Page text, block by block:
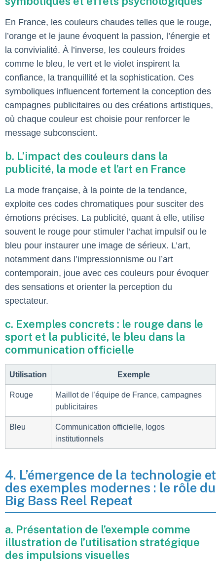
En France, les couleurs chaudes telles que le rouge,
l’orange et le jaune évoquent la passion, l’énergie et
la convivialité. À l’inverse, les couleurs froides
comme le bleu, le vert et le violet inspirent la
confiance, la tranquillité et la sophistication. Ces
symboliques influencent fortement la conception des
campagnes publicitaires ou des créations artistiques,
où chaque couleur est choisie pour renforcer le
message subconscient.
b. L’impact des couleurs dans la
publicité, la mode et l’art en France
La mode française, à la pointe de la tendance,
exploite ces codes chromatiques pour susciter des
émotions précises. La publicité, quant à elle, utilise
souvent le rouge pour stimuler l’achat impulsif ou le
bleu pour instaurer une image de sérieux. L’art,
notamment dans l’impressionnisme ou l’art
contemporain, joue avec ces couleurs pour évoquer
des sensations et orienter la perception du
spectateur.
c. Exemples concrets : le rouge dans le
sport et la publicité, le bleu dans la
communication officielle
Utilisation Exemple
Rouge
Maillot de l’équipe de France, campagnes
publicitaires
Bleu
Communication officielle, logos
institutionnels
4. L’émergence de la technologie et
des exemples modernes : le rôle du
Big Bass Reel Repeat
a. Présentation de l’exemple comme
illustration de l’utilisation stratégique
des impulsions visuelles